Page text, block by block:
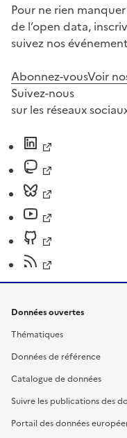
Pour ne rien
de l’open data,
suivez nos
Abonnez-vousVoir
Suivez-nous
sur les réseaux
Données ouvertes
Thématiques
Données de référence
Catalogue de données
Suivre les publications des
Portail des données